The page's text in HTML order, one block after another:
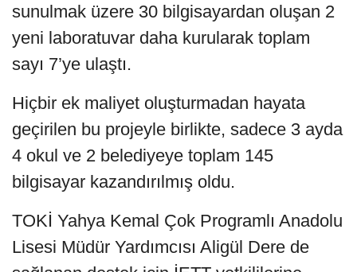
sunulmak üzere 30 bilgisayardan oluşan 2
yeni laboratuvar daha kurularak toplam
sayı 7’ye ulaştı.
Hiçbir ek maliyet oluşturmadan hayata
geçirilen bu projeyle birlikte, sadece 3 ayda
4 okul ve 2 belediyeye toplam 145
bilgisayar kazandırılmış oldu.
TOKİ Yahya Kemal Çok Programlı Anadolu
Lisesi Müdür Yardımcısı Aligül Dere de